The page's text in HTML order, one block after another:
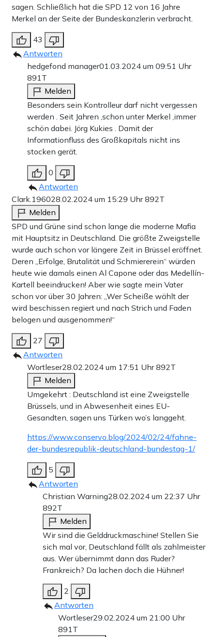
sagen. Schließlich hat die SPD 12 von 16 Jahre
Merkel an der Seite der Bundeskanzlerin verbracht.
43
Antworten
hedgefond manager01.03.2024 um 09:51 Uhr
891T
Melden
Besonders sein Kontrolleur darf nicht vergessen
werden . Seit Jahren ,schon unter Merkel ,immer
schön dabei. Jörg Kukies . Damit der
Informationfluss des Großkapitals nicht ins
stocken gerät.
0
Antworten
Clark.196028.02.2024 um 15:29 Uhr892T
Melden
SPD und Grüne sind schon lange die moderne Mafia
mit Hauptsitz in Deutschland. Die größte Zweigstelle
wurde auch schon vor längere Zeit in Brüssel eröffnet.
Deren „Erfolge, Brutalität und Schmiererein“ würden
heute wie damals einen Al Capone oder das Medellín-
Kartell beeindrucken! Aber wie sagte mein Vater
schon vor über 30 Jahren: „Wer Scheiße wählt der
wird beschissen regiert und nach Strich und Faden
belogen und ausgenommen!“
27
Antworten
Wortleser28.02.2024 um 17:51 Uhr892T
Melden
Umgekehrt : Deutschland ist eine Zweigstelle
Brüssels, und in Abwesenheit eines EU-
Gesandten, sagen uns Türken wo’s langgeht.
https://www.conservo.blog/2024/02/24/fahne-
der-bundesrepublik-deutschland-bundestag-1/
5
Antworten
Christian Warning28.02.2024 um 22:37 Uhr
892T
Melden
Wir sind die Gelddruckmaschine! Stellen Sie
sich mal vor, Deutschland fällt als zahlmeister
aus. Wer übernimmt dann das Ruder?
Frankreich? Da lachen doch die Hühner!
2
Antworten
Wortleser29.02.2024 um 21:00 Uhr
891T